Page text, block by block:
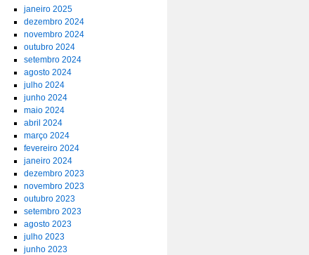
janeiro 2025
dezembro 2024
novembro 2024
outubro 2024
setembro 2024
agosto 2024
julho 2024
junho 2024
maio 2024
abril 2024
março 2024
fevereiro 2024
janeiro 2024
dezembro 2023
novembro 2023
outubro 2023
setembro 2023
agosto 2023
julho 2023
junho 2023